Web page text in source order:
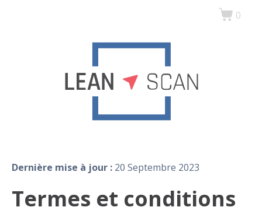
0
Dernière mise à jour : 20 Septembre 2023
Termes et conditions